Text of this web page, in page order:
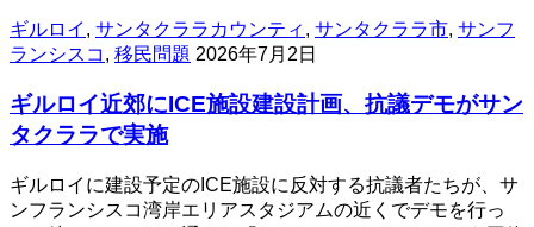
ギルロイ , サンタクララカウンティ , サンタクララ市, サンフ
ランシスコ , 移民問題 2026年7月2日
ギルロイ近郊にICE施設建設計画、抗議デモがサン
タクララで実施
ギルロイに建設予定のICE施設に反対する抗議者たちが、サ
ンフランシスコ湾岸エリアスタジアムの近くでデモを行っ